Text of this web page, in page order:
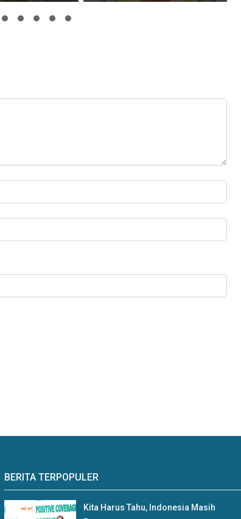
BERITA TERPOPULER
Kita Harus Tahu, Indonesia Masih